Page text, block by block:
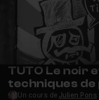
TUTO Le noir
techniques de
Un cours de Julien Pons